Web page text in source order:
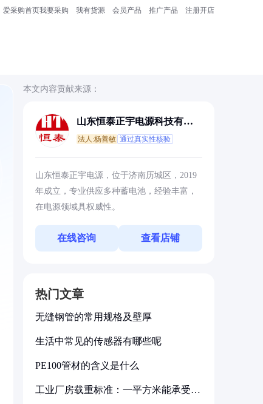
爱采购首页我要采购 我有货源 会员产品 推广产品 注册开店
本文内容贡献来源：
山东恒泰正宇电源科技有限
法人:杨善敏 通过真实性核验
山东恒泰正宇电源，位于济南历城区，2019
年成立，专业供应多种蓄电池，经验丰富，
在电源领域具权威性。
在线咨询 查看店铺
热门文章
无缝钢管的常用规格及壁厚
生活中常见的传感器有哪些呢
PE100管材的含义是什么
工业厂房载重标准：一平方米能承受多